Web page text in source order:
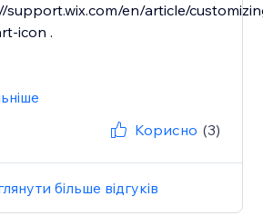
support.wix.com/en/article/
icon .
Корисно (3)
більше відгуків